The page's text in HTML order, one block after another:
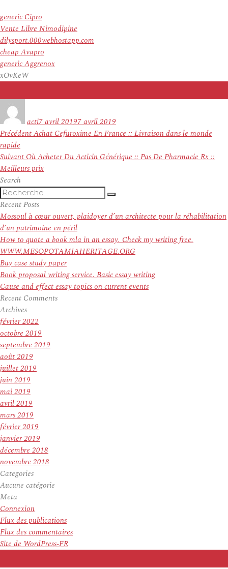
generic Cipro
Vente Libre Nimodipine
dilysport.000webhostapp.com
cheap Avapro
generic Aggrenox
xOvKeW
actile
7 avril 20197 avril 2019
Navigation
de
l’article
PrécédentArticle
Achat Cefuroxime En France :: Livraison dans le monde
rapide
Suivant Article
suivant :
Où Acheter Du Acticin Générique :: Pas De Pharmacie Rx ::
Meilleurs prix
Search
Recherche
pour
:
Recherche
Recent Posts
Mossoul à cœur ouvert, plaidoyer d’un architecte pour la réhabilitation
d’un patrimoine en péril
How to quote a book mla in an essay. Check my writing free.
WWW.MESOPOTAMIAHERITAGE.ORG
Buy case study paper
Book proposal writing service. Basic essay writing
Cause and effect essay topics on current events
Recent Comments
Archives
février 2022
octobre 2019
septembre 2019
août 2019
juillet 2019
juin 2019
mai 2019
avril 2019
mars 2019
février 2019
janvier 2019
décembre 2018
novembre 2018
Categories
Aucune catégorie
Meta
Connexion
Flux des publications
Flux des commentaires
Site de WordPress-FR